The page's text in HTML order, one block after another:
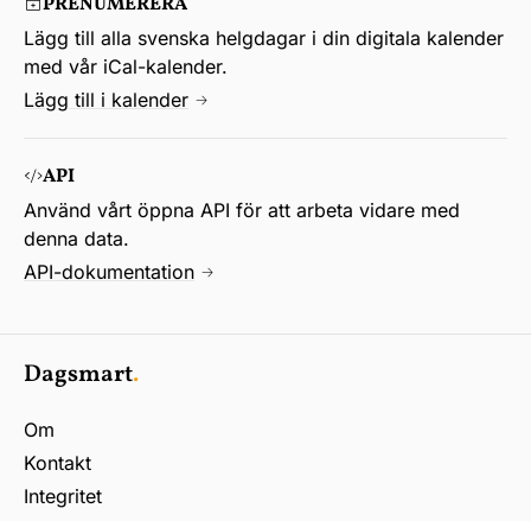
Lägg till alla svenska helgdagar i din digitala kalender
med vår iCal-kalender.
Lägg till i kalender
API
Använd vårt öppna API för att arbeta vidare med
denna data.
API-dokumentation
Dagsmart.
Om
Kontakt
Integritet